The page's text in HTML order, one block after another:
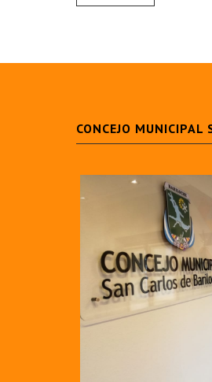
CONCEJO MUNICIPAL